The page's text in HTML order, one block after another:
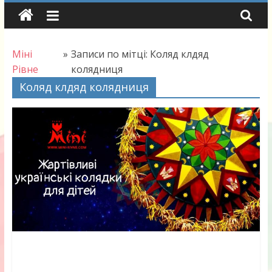
Skip
Міні
Рівне
» Записи по мітці: Коляд клдяд
колядниця
Коляд клдяд колядниця